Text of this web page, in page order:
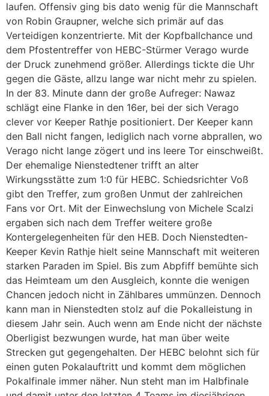
laufen. Offensiv ging bis dato wenig für die Mannschaft
von Robin Graupner, welche sich primär auf das
Verteidigen konzentrierte. Mit der Kopfballchance und
dem Pfostentreffer von HEBC-Stürmer Verago wurde
der Druck zunehmend größer. Allerdings tickte die Uhr
gegen die Gäste, allzu lange war nicht mehr zu spielen.
In der 83. Minute dann der große Aufreger: Nawaz
schlägt eine Flanke in den 16er, bei der sich Verago
clever vor Keeper Rathje positioniert. Der Keeper kann
den Ball nicht fangen, lediglich nach vorne abprallen, wo
Verago nicht lange zögert und ins leere Tor einschweißt.
Der ehemalige Nienstedtener trifft an alter
Wirkungsstätte zum 1:0 für HEBC. Schiedsrichter Voß
gibt den Treffer, zum großen Unmut der zahlreichen
Fans vor Ort. Mit der Einwechslung von Michele Scalzi
ergaben sich nach dem Treffer weitere große
Kontergelegenheiten für den HEB. Doch Nienstedten-
Keeper Kevin Rathje hielt seine Mannschaft mit weiteren
starken Paraden im Spiel. Bis zum Abpfiff bemühte sich
das Heimteam um den Ausgleich, konnte die wenigen
Chancen jedoch nicht in Zählbares ummünzen. Dennoch
kann man in Nienstedten stolz auf die Pokalleistung in
diesem Jahr sein. Auch wenn am Ende nicht der nächste
Oberligist bezwungen wurde, hat man über weite
Strecken gut gegengehalten. Der HEBC belohnt sich für
einen guten Pokalauftritt und kommt dem möglichen
Pokalfinale immer näher. Nun steht man im Halbfinale